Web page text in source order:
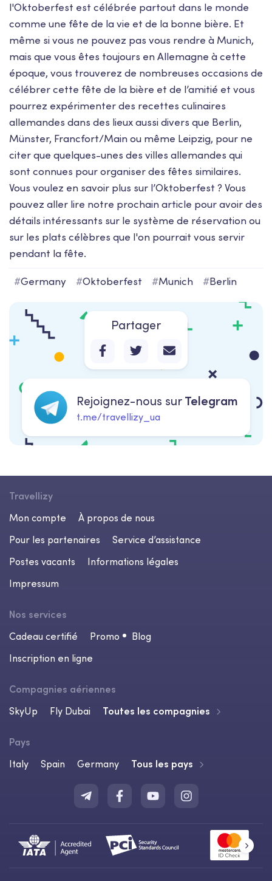
l'Oktoberfest est célébrée partout dans le monde
comme une fête de la vie et de la bonne bière. Et
même si vous ne pouvez pas vous rendre à Munich,
mais que vous êtes toujours en Allemagne à cette
époque, vous trouverez de nombreuses occasions de
célébrer cette fête de la bière et de l’amitié et vous
pourrez expérimenter des recettes culinaires
allemandes dans des lieux aussi divers que Berlin,
Münster, Francfort/Main ou même Leipzig, pour ne
citer que quelques-unes des villes allemandes qui
sont connues pour organiser des fêtes similaires.
Vous voulez en savoir plus sur l’Oktoberfest ? Vous
pouvez aller lire notre prochain article pour avoir des
détails intéressants sur le système de réservation ou
sur les plats célèbres que l'on pourrait vous servir
pendant la fête.
#Germany #Oktoberfest #Munich #Berlin
Partager
Rejoignez-nous surTelegram
t.me/travellizy_ua
Travellizy
Mon compte
À propos de nous
Pour les partenaires
Service d’assistance
Postes vacants
Informations légales
Impressum
Nos services
Cadeau certifié
Promo
Blog
Inscription en ligne
Compagnies aériennes
SkyUp
Fly Dubai Toutes les compagnies
Pays
Italy
Spain Germany Tous les pays